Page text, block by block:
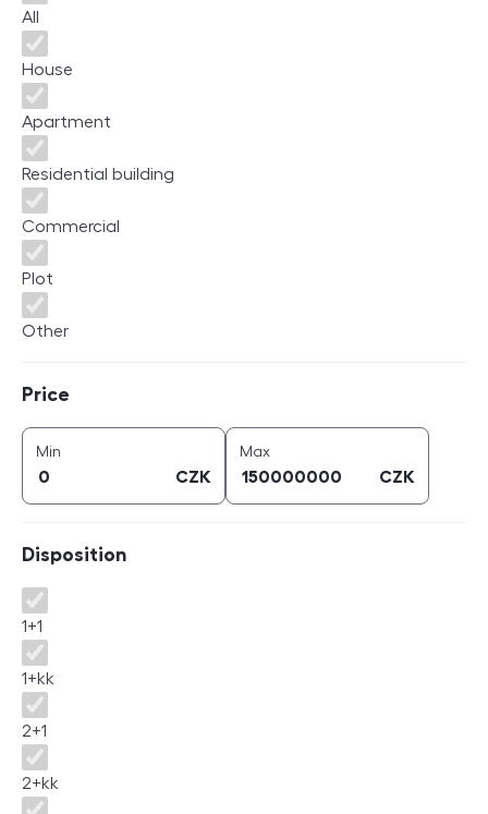
All
House
Apartment
Residential building
Commercial
Plot
Other
Price
Min
CZK
Maxprice (
CZK
Disposition
Disposition
1+1
1+kk
2+1
2+kk